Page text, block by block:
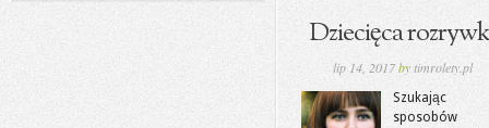
Dziecięca
lip 14, 2017bytimrolety.pl
Szukając
sposobów